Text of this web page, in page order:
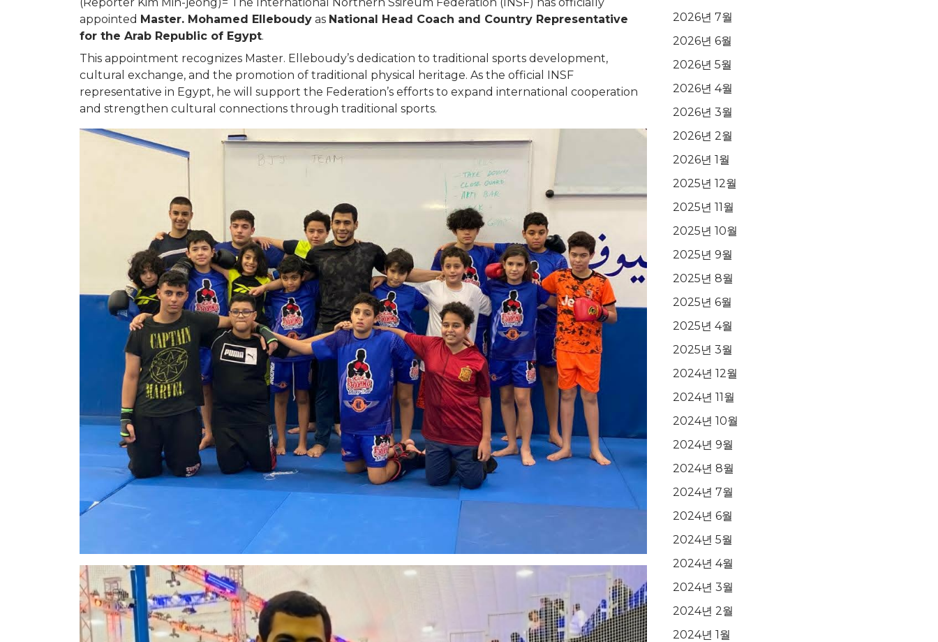
appointed Master. Mohamed Elleboudy as National Head Coach and Country Representative
for the Arab Republic of Egypt.
This appointment recognizes Master. Elleboudy’s dedication to traditional sports development,
cultural exchange, and the promotion of traditional physical heritage. As the official INSF
representative in Egypt, he will support the Federation’s efforts to expand international cooperation
and strengthen cultural connections through traditional sports.
2026년 7월
2026년 6월
2026년 5월
2026년 4월
2026년 3월
2026년 2월
2026년 1월
2025년 12월
2025년 11월
2025년 10월
2025년 9월
2025년 8월
2025년 6월
2025년 4월
2025년 3월
2024년 12월
2024년 11월
2024년 10월
2024년 9월
2024년 8월
2024년 7월
2024년 6월
2024년 5월
2024년 4월
2024년 3월
2024년 2월
2024년 1월